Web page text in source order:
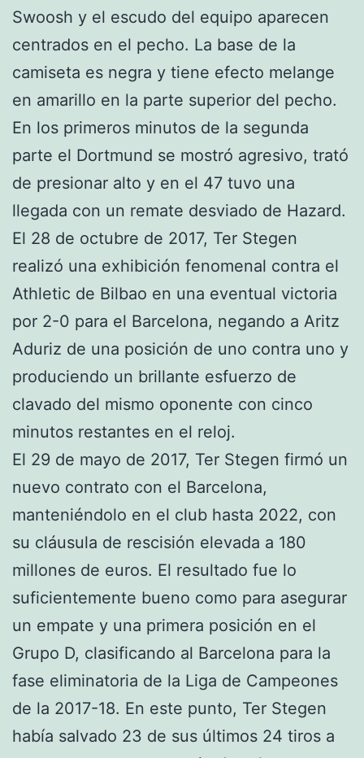
Swoosh y el escudo del equipo aparecen
centrados en el pecho. La base de la
camiseta es negra y tiene efecto melange
en amarillo en la parte superior del pecho.
En los primeros minutos de la segunda
parte el Dortmund se mostró agresivo, trató
de presionar alto y en el 47 tuvo una
llegada con un remate desviado de Hazard.
El 28 de octubre de 2017, Ter Stegen
realizó una exhibición fenomenal contra el
Athletic de Bilbao en una eventual victoria
por 2-0 para el Barcelona, negando a Aritz
Aduriz de una posición de uno contra uno y
produciendo un brillante esfuerzo de
clavado del mismo oponente con cinco
minutos restantes en el reloj.
El 29 de mayo de 2017, Ter Stegen firmó un
nuevo contrato con el Barcelona,
manteniéndolo en el club hasta 2022, con
su cláusula de rescisión elevada a 180
millones de euros. El resultado fue lo
suficientemente bueno como para asegurar
un empate y una primera posición en el
Grupo D, clasificando al Barcelona para la
fase eliminatoria de la Liga de Campeones
de la 2017-18. En este punto, Ter Stegen
había salvado 23 de sus últimos 24 tiros a